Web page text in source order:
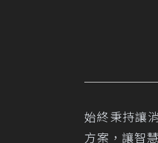
始終秉持讓
方案，讓智